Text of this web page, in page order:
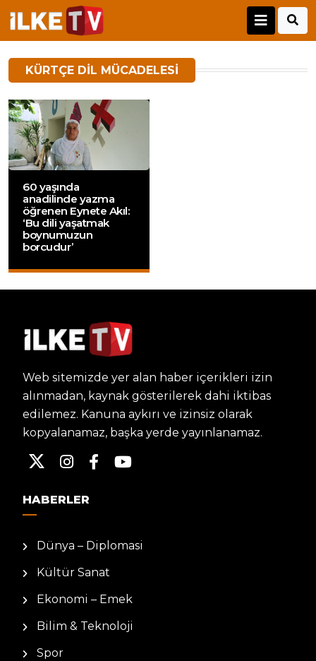
KÜRTÇE DIL MÜCADELESI
60 yaşında
anadilinde yazma
öğrenen Eynete Akıl:
‘Bu dili yaşatmak
boynumuzun
borcudur’
Web sitemizde yer alan haber içerikleri izin
alınmadan, kaynak gösterilerek dahi iktibas
edilemez. Kanuna aykırı ve izinsiz olarak
kopyalanamaz, başka yerde yayınlanamaz.
HABERLER
Dünya – Diplomasi
Kültür Sanat
Ekonomi – Emek
Bilim & Teknoloji
Spor